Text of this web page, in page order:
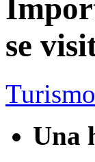
se
Turismo
Una